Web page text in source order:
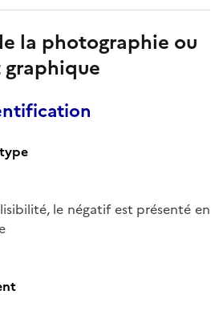
la photographie ou
le négatif est présenté en